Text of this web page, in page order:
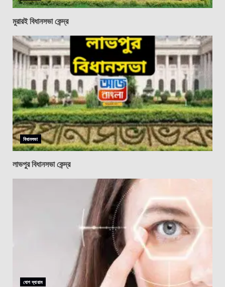
মুরারই বিধানসভা কেন্দ্র
বিধানসভা
লাভপুর বিধানসভা কেন্দ্র
যোগ ব্যায়াম